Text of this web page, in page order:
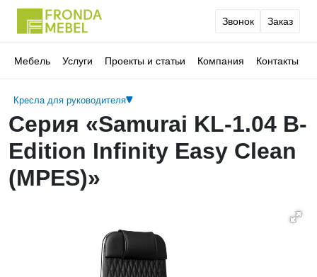
Звонок Заказ
Мебель Услуги Проекты и статьи Компания Контакты
Кресла для руководителя
Серия «Samurai KL-1.04 B-
Edition Infinity Easy Clean
(MPES)»